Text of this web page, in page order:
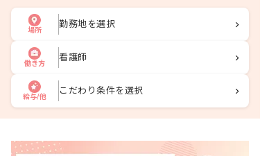
場所
勤務地を選択
働き方
看護師
給与/他
こだわり条件を選択